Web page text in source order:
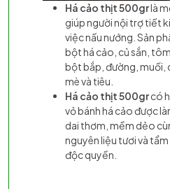
Há cảo thịt 500grlà
giúp người nội trợ tiết
việc nấu nướng. Sản
bột há cảo, củ sắn,
bột bắp, đường, muối,
mè và tiêu.
Há cảo thịt 500grcó
vỏ bánh há cảo được
dai thơm, mềm dẻo
nguyên liệu tươi và
độc quyền.